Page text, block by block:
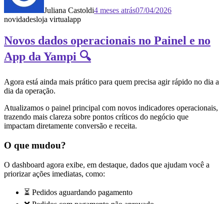
Juliana Castoldi4 meses atrás07/04/2026
novidadesloja virtualapp
Novos dados operacionais no Painel e no
App da Yampi 🔍
Agora está ainda mais prático para quem precisa agir rápido no dia a
dia da operação.
Atualizamos o painel principal com novos indicadores operacionais,
trazendo mais clareza sobre pontos críticos do negócio que
impactam diretamente conversão e receita.
O que mudou?
O dashboard agora exibe, em destaque, dados que ajudam você a
priorizar ações imediatas, como:
⏳ Pedidos aguardando pagamento